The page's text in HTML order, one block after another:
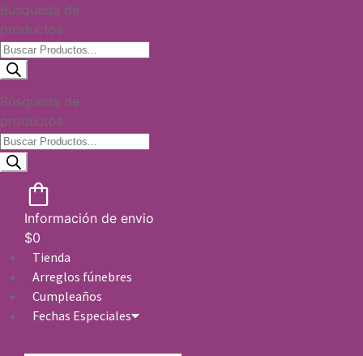
Búsqueda de
productos
Búsqueda de
productos
Información de envio
$0
Tienda
Arreglos fúnebres
Cumpleaños
Fechas Especiales